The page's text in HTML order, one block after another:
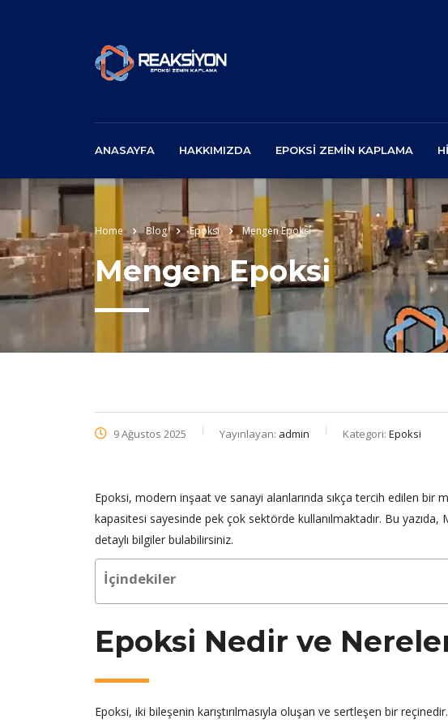
ANASAYFA HAKKIMIZDA EPOKSI ZEMIN KAPLAMA
Home Blog Epoksi Mengen Epoksi
Mengen Epoksi
9 Ağustos 2025 Yayınlayan: admin Kategori: Epoksi
Epoksi, modern inşaat ve sanayi alanlarında sıkça tercih edilen bir
kapasitesi sayesinde pek çok sektörde kullanılmaktadır. Bu yazıda,
detaylı bilgiler bulabilirsiniz.
İçindekiler
Epoksi Nedir ve
Epoksi, iki bileşenin karıştırılmasıyla oluşan ve sertleşen bir